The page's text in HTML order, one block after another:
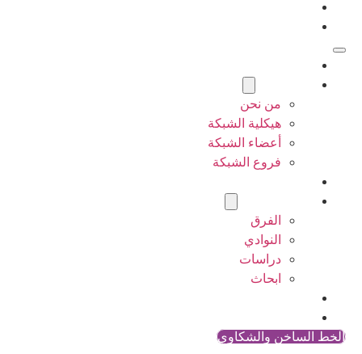
من نحن
هيكلية الشبكة
أعضاء الشبكة
فروع الشبكة
الفرق
النوادي
دراسات
ابحاث
الخط الساخن والشكاوي